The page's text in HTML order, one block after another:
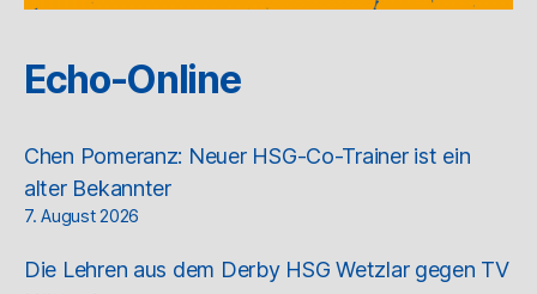
Echo-Online
Chen Pomeranz: Neuer HSG-Co-Trainer ist ein
alter Bekannter
7. August 2026
Die Lehren aus dem Derby HSG Wetzlar gegen TV